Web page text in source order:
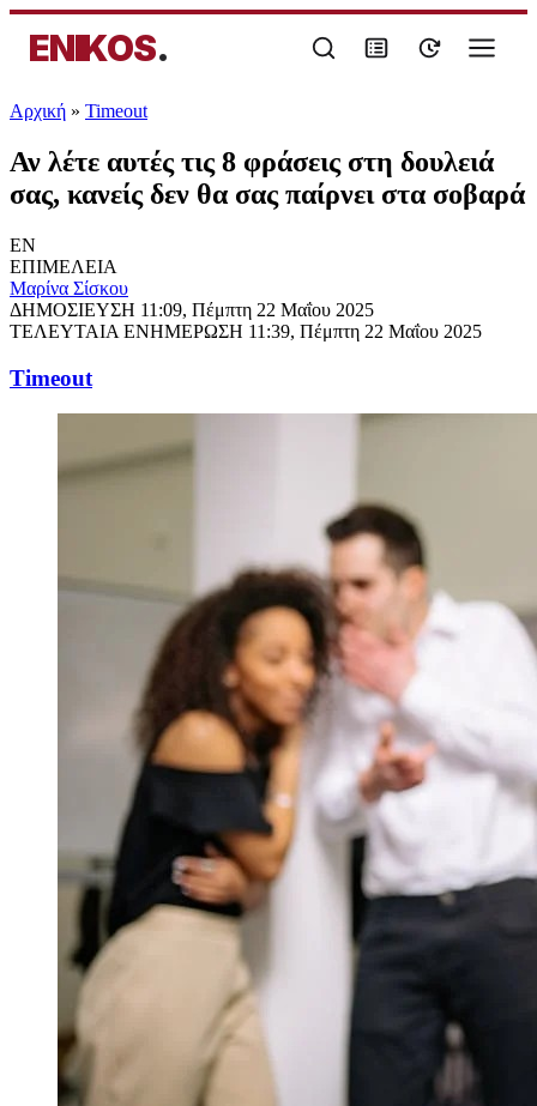
ENIKOS.
Αρχική » Timeout
Αν λέτε αυτές τις 8 φράσεις στη δουλειά
σας, κανείς δεν θα σας παίρνει στα σοβαρά
EN
ΕΠΙΜΕΛΕΙΑ
Μαρίνα Σίσκου
ΔΗΜΟΣΙΕΥΣΗ 11:09, Πέμπτη 22 Μαΐου 2025
ΤΕΛΕΥΤΑΙΑ ΕΝΗΜΕΡΩΣΗ 11:39, Πέμπτη 22 Μαΐου 2025
Timeout